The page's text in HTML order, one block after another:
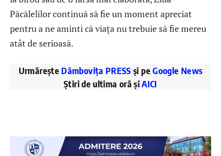
Păcălelilor continuă să fie un moment apreciat
pentru a ne aminti că viața nu trebuie să fie mereu
atât de serioasă.
Urmărește Dâmbovița PRESS și peGoogle News
Știri de ultima oră șiAICI